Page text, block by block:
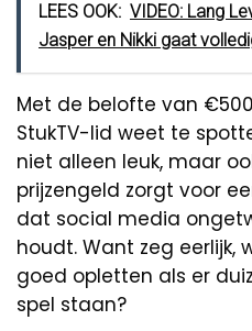
LEES OOK: VIDEO: Lang
Jasper en Nikki gaat
Met de belofte van
StukTV-lid weet te
niet alleen leuk, maar
prijzengeld zorgt voor
dat social media
houdt. Want zeg eerlijk,
goed opletten als er
spel staan?